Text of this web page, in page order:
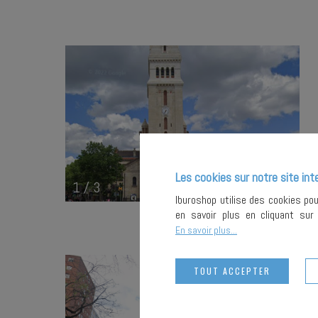
1/3
Les cookies sur notre site
Iburoshop utilise des cookies
en savoir plus en cliquant
En savoir plus...
TOUT ACCEPTER